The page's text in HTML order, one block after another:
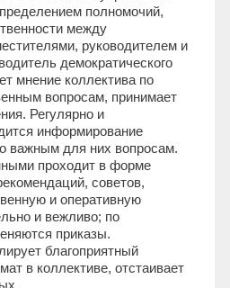
полномочий,
между
руководителем и
демократического
мнение коллектива по
вопросам, принимает
Регулярно и
информирование
важным для них вопросам.
проходит в форме
советов,
и оперативную
и вежливо; по
приказы.
благоприятный
в коллективе, отстаивает